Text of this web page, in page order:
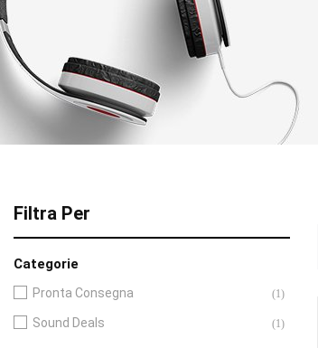
Filtra Per
Categorie
Pronta Consegna (1)
Sound Deals (1)